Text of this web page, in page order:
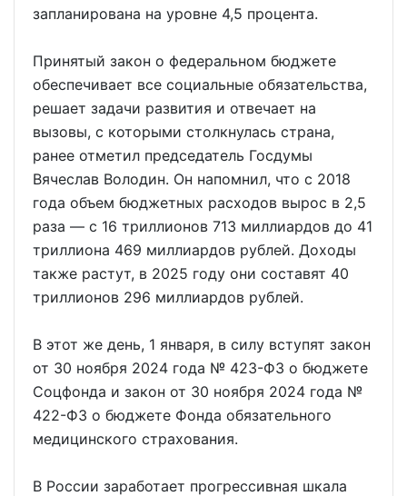
запланирована на уровне 4,5 процента.
Принятый закон о федеральном бюджете
обеспечивает все социальные обязательства,
решает задачи развития и отвечает на
вызовы, с которыми столкнулась страна,
ранее отметил председатель Госдумы
Вячеслав Володин. Он напомнил, что с 2018
года объем бюджетных расходов вырос в 2,5
раза — с 16 триллионов 713 миллиардов до 41
триллиона 469 миллиардов рублей. Доходы
также растут, в 2025 году они составят 40
триллионов 296 миллиардов рублей.
В этот же день, 1 января, в силу вступят закон
от 30 ноября 2024 года № 423-ФЗ о бюджете
Соцфонда и закон от 30 ноября 2024 года №
422-ФЗ о бюджете Фонда обязательного
медицинского страхования.
В России заработает прогрессивная шкала